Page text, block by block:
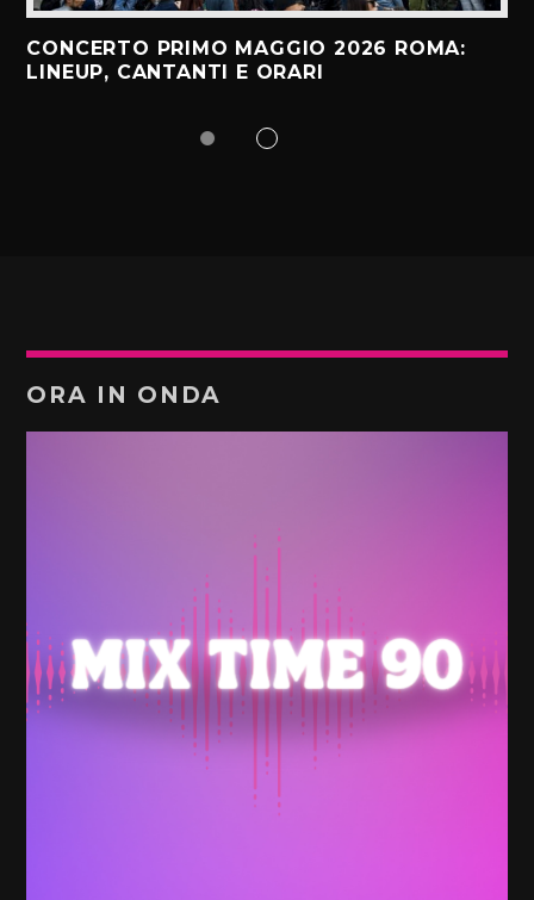
CONCERTO PRIMO MAGGIO 2026 ROMA:
LINEUP, CANTANTI E ORARI
ORA IN ONDA